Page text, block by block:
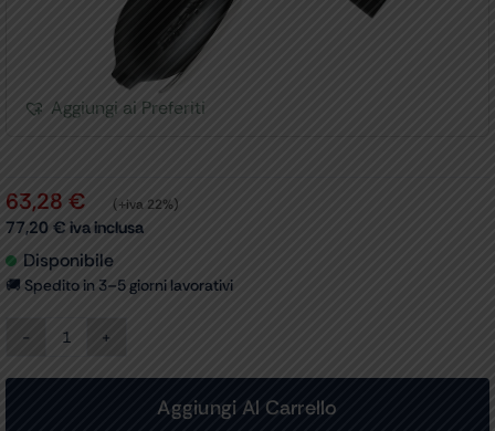
Aggiungi ai Preferiti
63,28 € (+iva 22%)
77,20 € iva inclusa
Disponibile
🚚 Spedito in 3–5 giorni lavorativi
SFIGMO
N
Aggiungi Al Carrello